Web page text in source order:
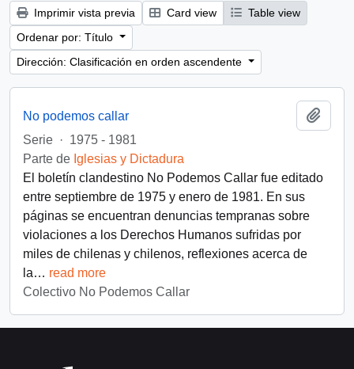
Imprimir vista previa Card view
Table view
Ordenar por: Título
Dirección: Clasificación en orden ascendente
No podemos callar
Serie · 1975 - 1981
Parte de Iglesias y Dictadura
El boletín clandestino No Podemos Callar fue editado
entre septiembre de 1975 y enero de 1981. En sus
páginas se encuentran denuncias tempranas sobre
violaciones a los Derechos Humanos sufridas por
miles de chilenas y chilenos, reflexiones acerca de
la… read more
Colectivo No Podemos Callar